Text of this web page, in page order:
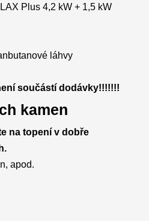
Plus 4,2 kW + 1,5 kW
láhvy
součástí dodávky!!!!!!!
kamen
na topení v dobře
apod.